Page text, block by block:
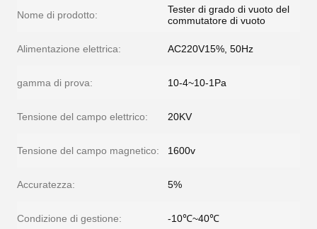
Nome di prodotto:
Tester di grado di vuoto del
commutatore di vuoto
Alimentazione elettrica: AC220V15%, 50Hz
gamma di prova: 10-4~10-1Pa
Tensione del campo elettrico: 20KV
Tensione del campo magnetico: 1600v
Accuratezza: 5%
Condizione di gestione: -10℃~40℃